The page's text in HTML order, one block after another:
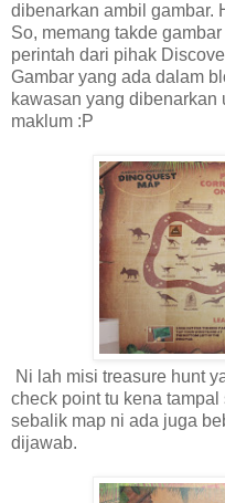
dibenarkan ambil gambar.
So, memang takde
perintah dari pihak
Gambar yang ada dalam
kawasan yang dibenarkan
maklum :P
Ni lah misi treasure hunt
check point tu kena
sebalik map ni ada juga
dijawab.